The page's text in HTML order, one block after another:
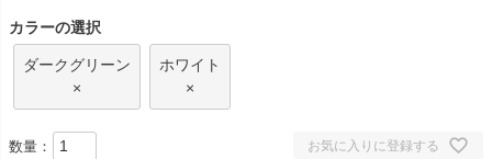
カラーの選択
ダークグリーン
×
ホワイト
×
お気に入りに登録する
数量：